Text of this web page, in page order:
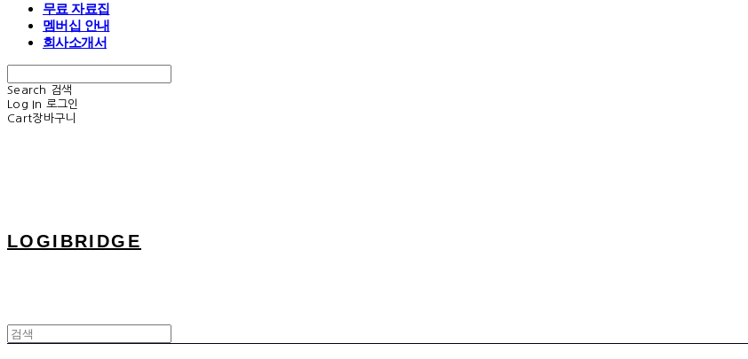
무료 자료집
멤버십 안내
회사소개서
Search
검색
Log In 로그인
Cart장바구니
LOGIBRIDGE